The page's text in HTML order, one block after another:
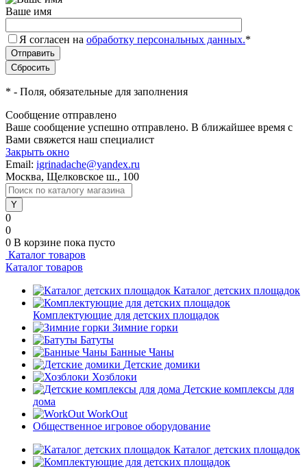
Ваше имя
Я согласен на обработку персональных данных.*
* - Поля, обязательные для заполнения
Сообщение отправлено
Ваше сообщение успешно отправлено. В ближайшее время с
Вами свяжется наш специалист
Закрыть окно
Email: igrinadache@yandex.ru
Москва, Щелковское ш., 100
0
0
0 В корзине пока пусто
Каталог товаров
Каталог товаров
Каталог детских площадок
Комплектующие для детских площадок
Зимние горки
Батуты
Банные Чаны
Детские домики
Хозблоки
Детские комплексы для
дома
WorkOut
Общественное игровое оборудование
Каталог детских площадок